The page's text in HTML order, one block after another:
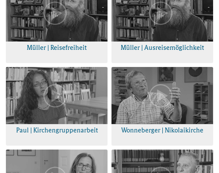
Müller | Reisefreiheit Müller | Ausreisemöglichkeit
Paul | Kirchengruppenarbeit Wonneberger | Nikolaikirche